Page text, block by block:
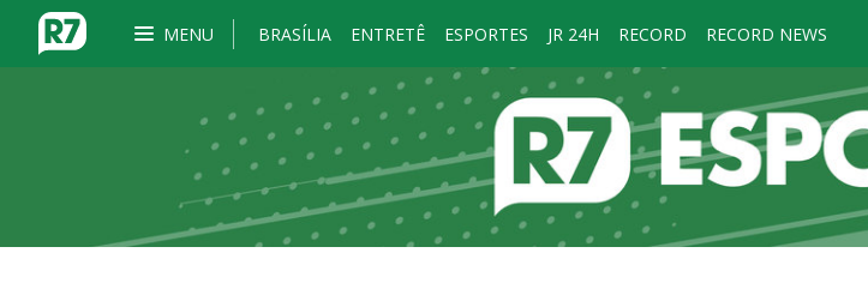
MENU BRASÍLIA ENTRETÊ ESPORTES JR 24H RECORD RECORD NEWS